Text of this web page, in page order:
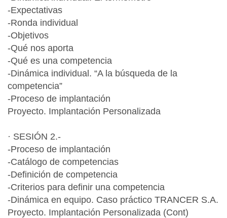
-Expectativas
-Ronda individual
-Objetivos
-Qué nos aporta
-Qué es una competencia
-Dinámica individual. “A la búsqueda de la
competencia”
-Proceso de implantación
Proyecto. Implantación Personalizada
· SESIÓN 2.-
-Proceso de implantación
-Catálogo de competencias
-Definición de competencia
-Criterios para definir una competencia
-Dinámica en equipo. Caso práctico TRANCER S.A.
Proyecto. Implantación Personalizada (Cont)